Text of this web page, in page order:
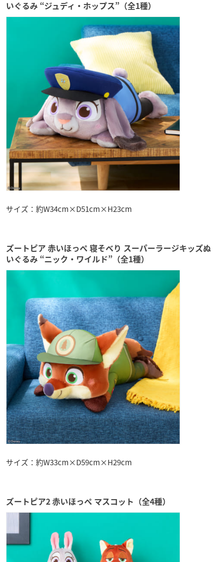
いぐるみ “ジュディ・ホップス”（全1種）
サイズ：約W34cm×D51cm×H23cm
ズートピア 赤いほっぺ 寝そべり スーパーラージキッズぬ
いぐるみ “ニック・ワイルド”（全1種）
サイズ：約W33cm×D59cm×H29cm
ズートピア2 赤いほっぺ マスコット（全4種）